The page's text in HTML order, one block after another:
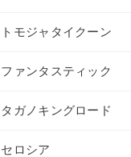
トモジャタイクーン
ファンタスティック
タガノキングロード
セロシア